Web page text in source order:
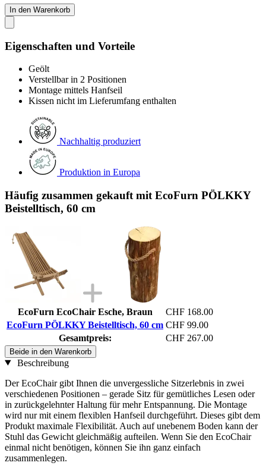
In den Warenkorb
Eigenschaften und Vorteile
Geölt
Verstellbar in 2 Positionen
Montage mittels Hanfseil
Kissen nicht im Lieferumfang enthalten
Nachhaltig produziert
Produktion in Europa
Häufig zusammen gekauft mit EcoFurn PÖLKKY
Beistelltisch, 60 cm
EcoFurn EcoChair Esche, Braun
CHF 168.00
EcoFurn PÖLKKY Beistelltisch, 60 cm CHF 99.00
Gesamtpreis:
CHF 267.00
Beide in den Warenkorb
Beschreibung
Der EcoChair gibt Ihnen die unvergessliche Sitzerlebnis in zwei
verschiedenen Positionen – gerade Sitz für gemütliches Lesen oder
in zurückgelehnter Haltung für mehr Entspannung. Die Montage
wird nur mit einem flexiblen Hanfseil durchgeführt. Dieses gibt dem
Produkt maximale Flexibilität. Auch auf unebenem Boden kann der
Stuhl das Gewicht gleichmäßig aufteilen. Wenn Sie den EcoChair
einmal nicht benötigen, können Sie ihn ganz einfach
zusammenlegen.